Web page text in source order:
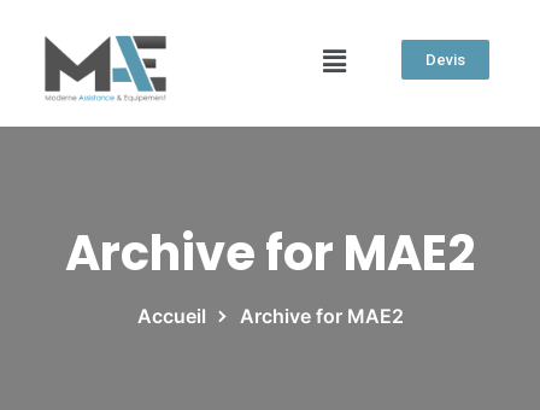
Devis
Archive for MAE2
Accueil Archive for MAE2